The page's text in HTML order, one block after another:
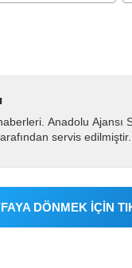
Anadolu
servis
DÖNMEK İÇİN